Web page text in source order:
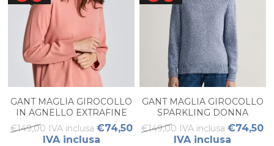
GANT MAGLIA GIROCOLLO
IN AGNELLO EXTRAFINE
DONNA
€149,00 IVA inclusa €74,50
IVA inclusa
GANT MAGLIA GIROCOLLO
SPARKLING DONNA
€149,00 IVA inclusa €74,50
IVA inclusa